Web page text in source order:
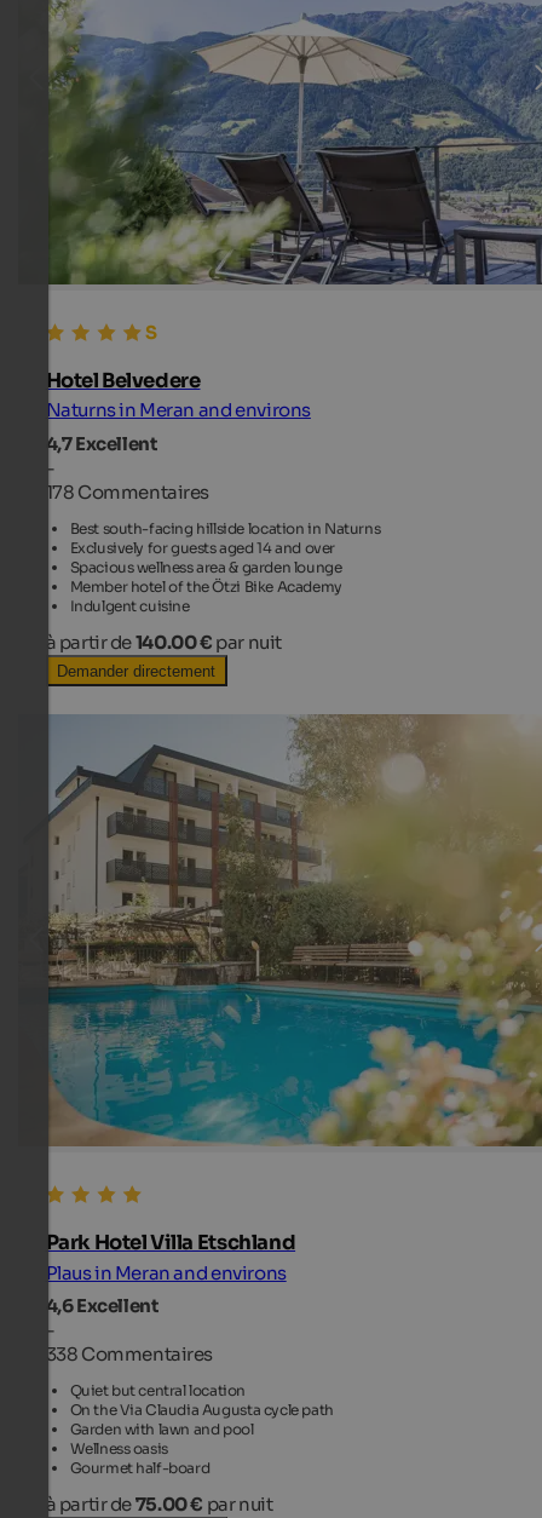
Hotel Belvedere
Naturns in Meran and environs
4,7Excellent
-
178 Commentaires
Best south-facing hillside location in Naturns
Exclusively for guests aged 14 and over
Spacious wellness area & garden lounge
Member hotel of the Ötzi Bike Academy
Indulgent cuisine
à partir de140.00 € par nuit
Demander directement
Park Hotel Villa Etschland
Plaus in Meran and environs
4,6Excellent
-
338 Commentaires
Quiet but central location
On the Via Claudia Augusta cycle path
Garden with lawn and pool
Wellness oasis
Gourmet half-board
à partir de75.00 € par nuit